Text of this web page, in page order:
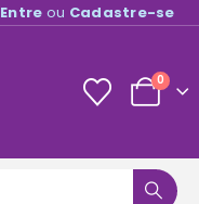
Entre ou Cadastre-se
0